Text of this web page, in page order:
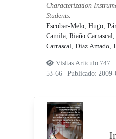
Characterization
Students.
Escobar-Melo, Hugo,
Camila,Riaño
Carrascal,Díaz Amado,
Visitas Artículo 747 |
53-66
|Publicado: 2009-